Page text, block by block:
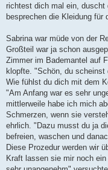
richtest dich mal ein, duscht
besprechen die Kleidung für
Sabrina war müde von der
Großteil war ja schon
Zimmer im Bademantel auf
klopfte. "Schön, du scheinst
Wie fühlst du dich mit dem
"Am Anfang war es sehr
mittlerweile habe ich mich
Schmerzen, wenn sie
ehrlich. "Dazu musst du ja
befreien, waschen und
Diese Prozedur werden wir
Kraft lassen sie mir noch